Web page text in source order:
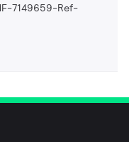
7149659-Ref-